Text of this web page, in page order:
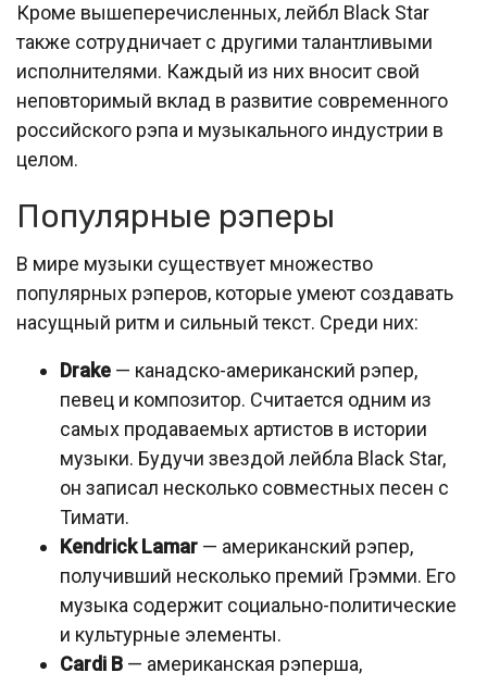
Кроме вышеперечисленных, лейбл Black Star
также сотрудничает с другими талантливыми
исполнителями. Каждый из них вносит свой
неповторимый вклад в развитие современного
российского рэпа и музыкального индустрии в
целом.
Популярные рэперы
В мире музыки существует множество
популярных рэперов, которые умеют создавать
насущный ритм и сильный текст. Среди них:
Drake — канадско-американский рэпер,
певец и композитор. Считается одним из
самых продаваемых артистов в истории
музыки. Будучи звездой лейбла Black Star,
он записал несколько совместных песен с
Тимати.
Kendrick Lamar — американский рэпер,
получивший несколько премий Грэмми. Его
музыка содержит социально-политические
и культурные элементы.
Cardi B — американская рэперша,